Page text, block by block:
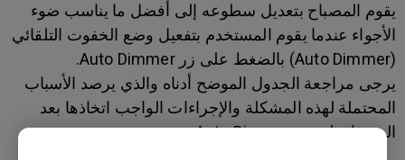
يقوم المصباح بتعديل سطوعه إلى أفضل ما يناسب ضوء
الأجواء عندما يقوم المستخدم بتفعيل وضع الخفوت التلقائي
(Auto Dimmer) بالضغط على زر Auto Dimmer.
يرجى مراجعة الجدول الموضح أدناه والذي يرصد الأسباب
المحتملة لهذه المشكلة والإجراءات الواجب اتخاذها بعد
الضغط على زر Auto Dimmer.